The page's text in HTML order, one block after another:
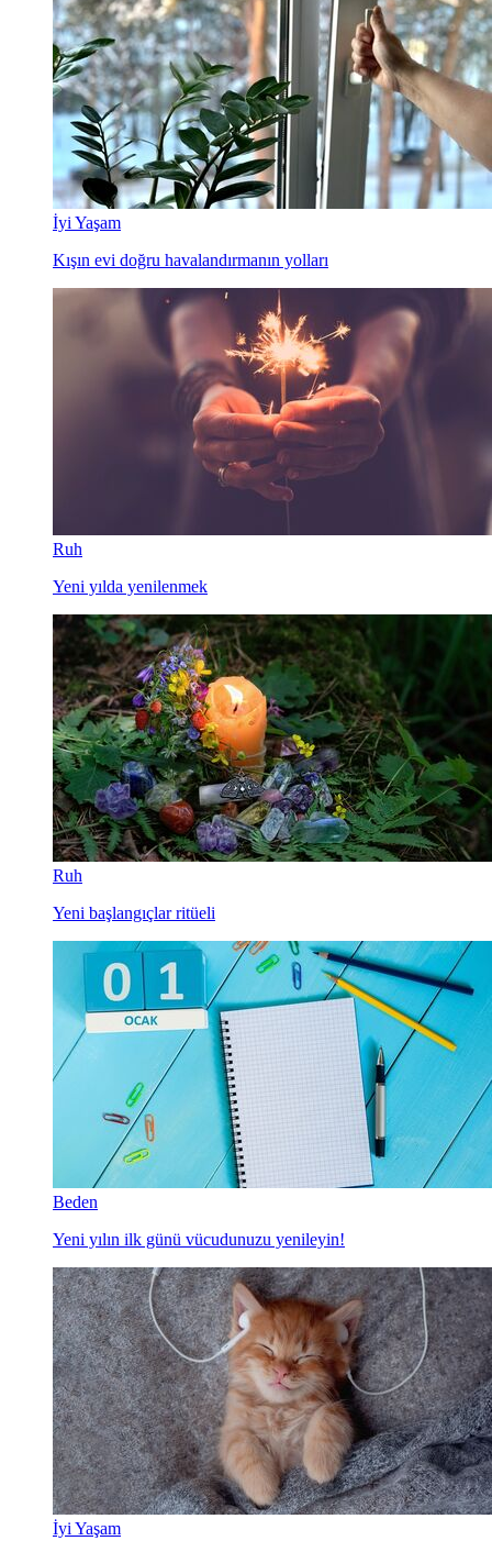
İyi Yaşam
Kışın evi doğru havalandırmanın yolları
Ruh
Yeni yılda yenilenmek
Ruh
Yeni başlangıçlar ritüeli
Beden
Yeni yılın ilk günü vücudunuzu yenileyin!
İyi Yaşam